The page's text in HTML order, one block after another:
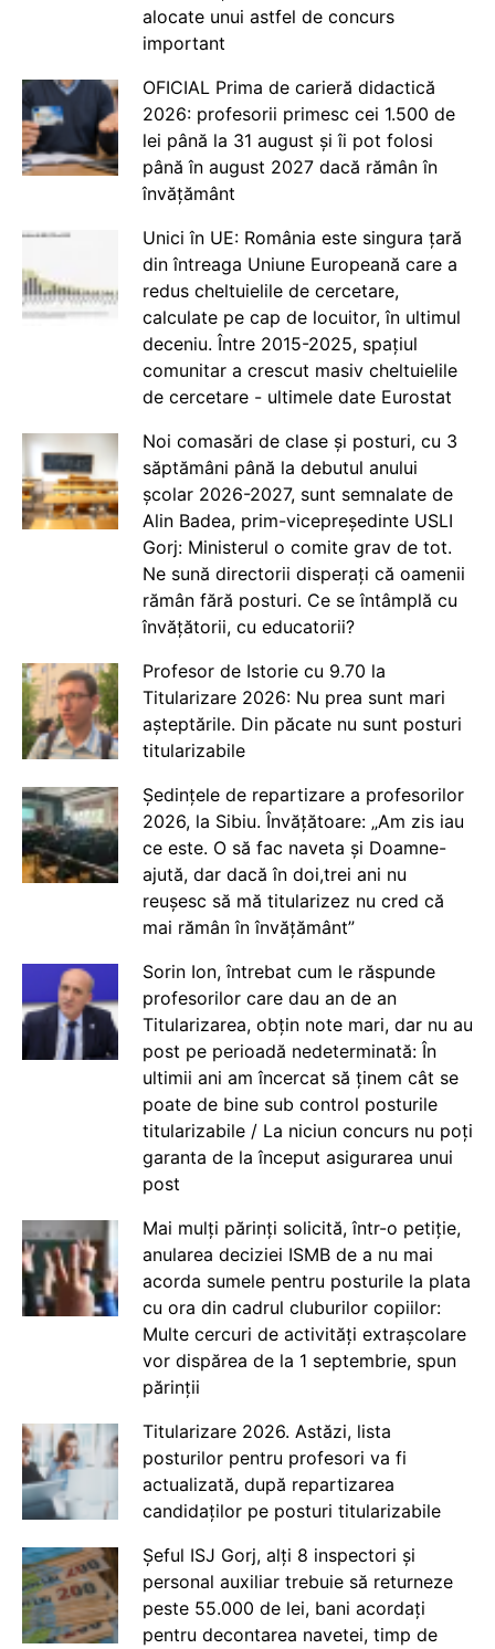
alocate unui astfel de concurs
important
OFICIAL Prima de carieră didactică
2026: profesorii primesc cei 1.500 de
lei până la 31 august și îi pot folosi
până în august 2027 dacă rămân în
învățământ
Unici în UE: România este singura țară
din întreaga Uniune Europeană care a
redus cheltuielile de cercetare,
calculate pe cap de locuitor, în ultimul
deceniu. Între 2015-2025, spațiul
comunitar a crescut masiv cheltuielile
de cercetare - ultimele date Eurostat
Noi comasări de clase și posturi, cu 3
săptămâni până la debutul anului
școlar 2026-2027, sunt semnalate de
Alin Badea, prim-vicepreședinte USLI
Gorj: Ministerul o comite grav de tot.
Ne sună directorii disperați că oamenii
rămân fără posturi. Ce se întâmplă cu
învățătorii, cu educatorii?
Profesor de Istorie cu 9.70 la
Titularizare 2026: Nu prea sunt mari
așteptările. Din păcate nu sunt posturi
titularizabile
Ședințele de repartizare a profesorilor
2026, la Sibiu. Învățătoare: „Am zis iau
ce este. O să fac naveta și Doamne-
ajută, dar dacă în doi,trei ani nu
reușesc să mă titularizez nu cred că
mai rămân în învățământ”
Sorin Ion, întrebat cum le răspunde
profesorilor care dau an de an
Titularizarea, obțin note mari, dar nu au
post pe perioadă nedeterminată: În
ultimii ani am încercat să ținem cât se
poate de bine sub control posturile
titularizabile / La niciun concurs nu poți
garanta de la început asigurarea unui
post
Mai mulți părinți solicită, într-o petiție,
anularea deciziei ISMB de a nu mai
acorda sumele pentru posturile la plata
cu ora din cadrul cluburilor copiilor:
Multe cercuri de activități extrașcolare
vor dispărea de la 1 septembrie, spun
părinții
Titularizare 2026. Astăzi, lista
posturilor pentru profesori va fi
actualizată, după repartizarea
candidaților pe posturi titularizabile
Șeful ISJ Gorj, alți 8 inspectori și
personal auxiliar trebuie să returneze
peste 55.000 de lei, bani acordați
pentru decontarea navetei, timp de